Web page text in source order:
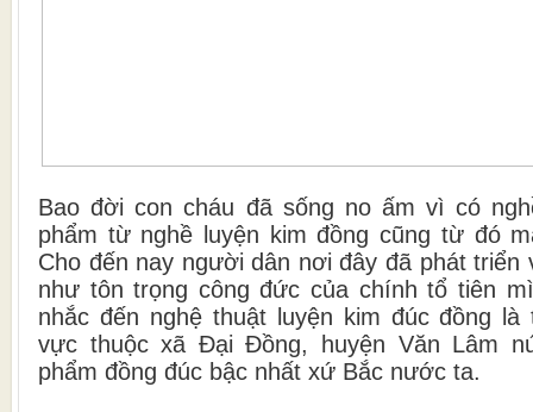
Bao đời con cháu đã sống no ấm vì có
phẩm từ nghề luyện kim đồng cũng từ đó
Cho đến nay người dân nơi đây đã phát triển
như tôn trọng công đức của chính tổ tiên
nhắc đến nghệ thuật luyện kim đúc đồng
vực thuộc xã Đại Đồng, huyện Văn Lâm
phẩm đồng đúc bậc nhất xứ Bắc nước ta.